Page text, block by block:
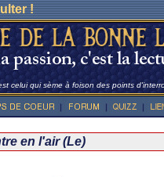
!
celui qui sème à foison des points
en l'air (Le)